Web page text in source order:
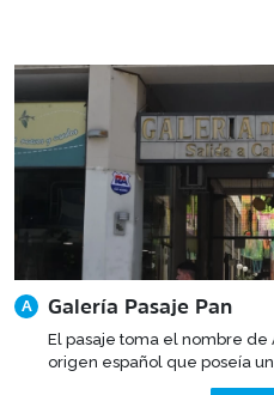
A Galería Pasaje Pan
El pasaje toma el nombre de
origen español que poseía